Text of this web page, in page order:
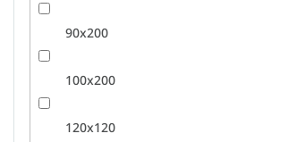
90x200
100x200
120x120